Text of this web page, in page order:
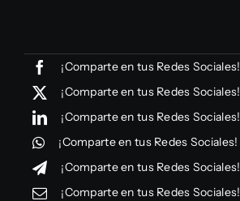
¡Comparte en tus Redes Sociales!
¡Comparte en tus Redes Sociales!
¡Comparte en tus Redes Sociales!
¡Comparte en tus Redes Sociales!
¡Comparte en tus Redes Sociales!
¡Comparte en tus Redes Sociales!